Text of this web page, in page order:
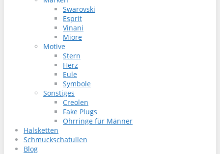
Swarovski
Esprit
Vinani
Miore
Motive
Stern
Herz
Eule
Symbole
Sonstiges
Creolen
Fake Plugs
Ohrringe für Männer
Halsketten
Schmuckschatullen
Blog